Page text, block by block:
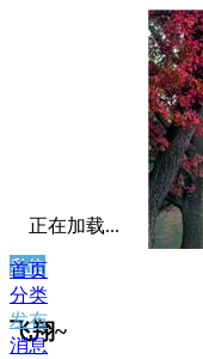
私信
飞翔~
正在加载...
首页
分类
发布
消息